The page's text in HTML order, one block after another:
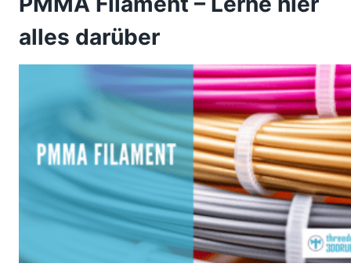
alles darüber